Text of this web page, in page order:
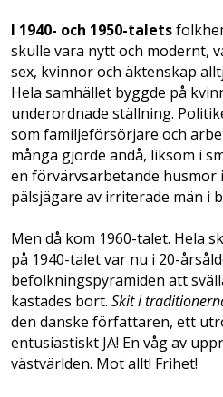
I 1940- och 1950-talets
skulle vara nytt och modernt,
sex, kvinnor och äktenskap
Hela samhället byggde på
underordnade ställning.
som familjeförsörjare och
många gjorde ändå, liksom i
en förvärvsarbetande husmor
pälsjägare av irriterade män i
Men då kom 1960-talet. Hela
på 1940-talet var nu i 20-
befolkningspyramiden att
kastades bort. Skit i
den danske författaren, ett
entusiastiskt JA! En våg av
västvärlden. Mot allt! Frihet!